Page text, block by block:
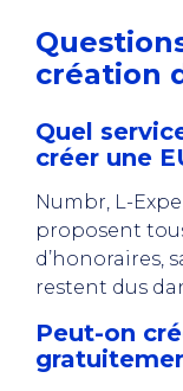
création
Quel
créer une
Numbr, L-
proposent
d’honoraires,
restent dus
Peut-on